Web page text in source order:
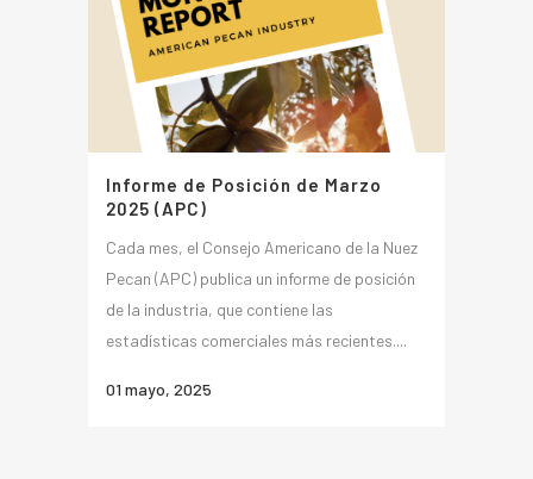
Informe de Posición de Marzo
2025 (APC)
Cada mes, el Consejo Americano de la Nuez
Pecan (APC) publica un informe de posición
de la industria, que contiene las
estadísticas comerciales más recientes....
01 mayo, 2025